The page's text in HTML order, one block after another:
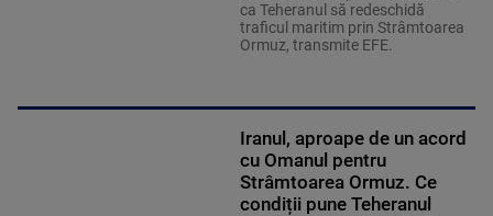
ca Teheranul să redeschidă
traficul maritim prin Strâmtoarea
Ormuz, transmite EFE.
Iranul, aproape de un acord
cu Omanul pentru
Strâmtoarea Ormuz. Ce
condiții pune Teheranul